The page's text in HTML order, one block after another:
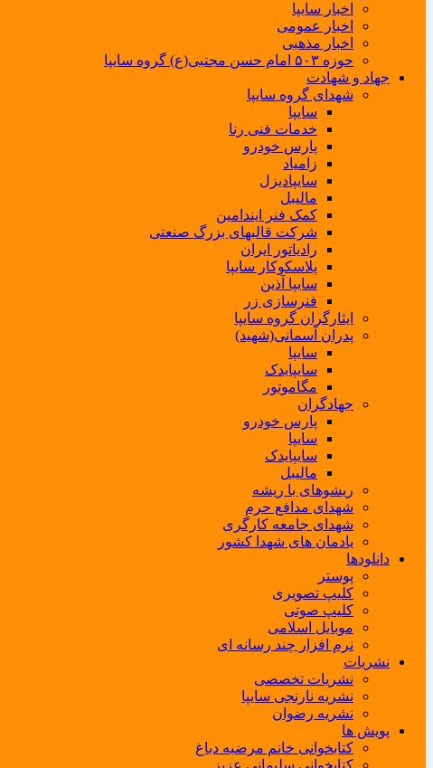
اخبار سایپا
اخبار عمومی
اخبار مذهبی
حوزه ۵۰۳ امام حسن مجتبی(ع) گروه سایپا
جهاد و شهادت
شهدای گروه سایپا
سایپا
خدمات فنی رنا
پارس خودرو
زامیاد
سایپادیزل
مالیبل
کمک فنر ایندامین
شرکت قالبهای بزرگ صنعتی
رادیاتور ایران
پلاسکوکار سایپا
سایپا آذین
فنرسازی زر
ایثارگران گروه سایپا
پدران آسمانی(شهید)
سایپا
سایپایدک
مگاموتور
جهادگران
پارس خودرو
سایپا
سایپایدک
مالیبل
ریشوهای با ریشه
شهدای مدافع حرم
شهدای جامعه کارگری
یادمان های شهدا کشور
دانلودها
پوستر
کلیپ تصویری
کلیپ صوتی
موبایل اسلامی
نرم افزار چند رسانه ای
نشریات
نشریات تخصصی
نشریه نارنجی سایپا
نشریه رضوان
پویش ها
کتابخوانی خانم مرضیه دباغ
کتابخوانی سلیمانی عزیز